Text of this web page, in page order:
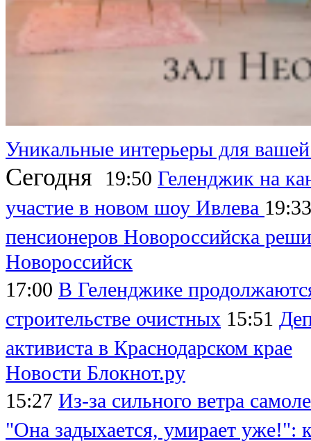
Уникальные интерьеры для
Сегодня 19:50 Геленджик на
участие в новом шоу Ивлева 19:33
пенсионеров Новороссийска
Новороссийск
17:00 В Геленджике
строительстве очистных 15:51
активиста в Краснодарском крае
Новости Блокнот.ру
15:27 Из-за сильного ветра
"Она задыхается, умирает уже!":